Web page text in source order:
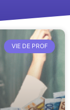
VIE DE PROF